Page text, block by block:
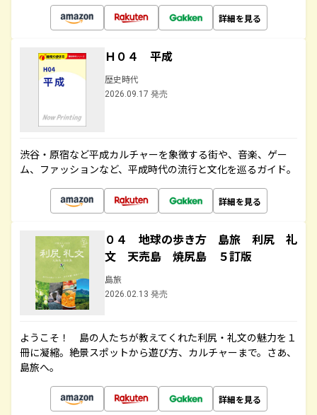
詳細を見る
Ｈ０４ 平成
歴史時代
2026.09.17 発売
渋谷・原宿など平成カルチャーを象徴する街や、音楽、ゲー
ム、ファッションなど、平成時代の流行と文化を巡るガイド。
詳細を見る
０４ 地球の歩き方 島旅 利尻 礼
文 天売島 焼尻島 ５訂版
島旅
2026.02.13 発売
ようこそ！ 島の人たちが教えてくれた利尻・礼文の魅力を１
冊に凝縮。絶景スポットから遊び方、カルチャーまで。さあ、
島旅へ。
詳細を見る